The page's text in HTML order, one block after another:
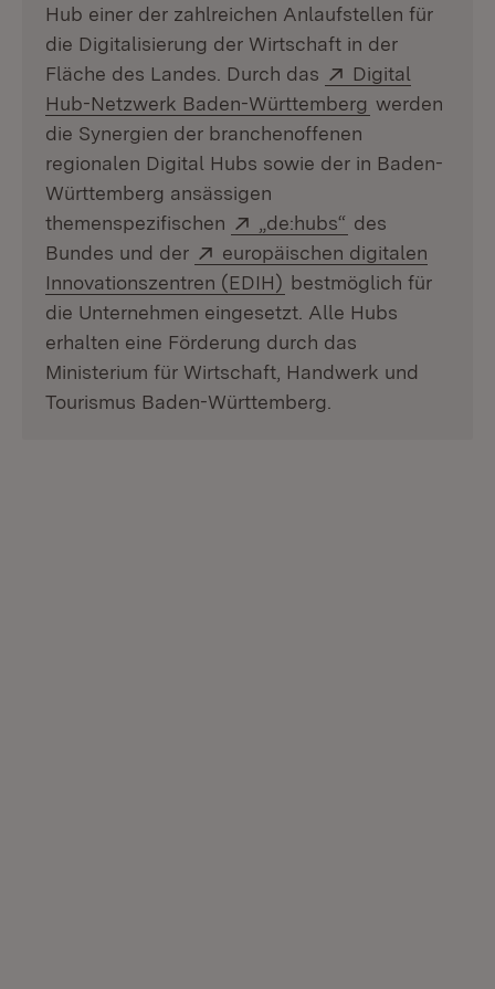
Hub einer der zahlreichen Anlaufstellen für
die Digitalisierung der Wirtschaft in der
Fläche des Landes. Durch das
Extern:
Digital
Hub-Netzwerk Baden-Württemberg (Öffnet in
werden
die Synergien der branchenoffenen
regionalen Digital Hubs sowie der in Baden-
Württemberg ansässigen
themenspezifischen
Extern:
„de:hubs“ (Öffnet in
des
Bundes und der
Extern:
europäischen digitalen
Innovationszentren (EDIH) (Öffnet in neuem
bestmöglich für
die Unternehmen eingesetzt. Alle Hubs
erhalten eine Förderung durch das
Ministerium für Wirtschaft, Handwerk und
Tourismus Baden-Württemberg.